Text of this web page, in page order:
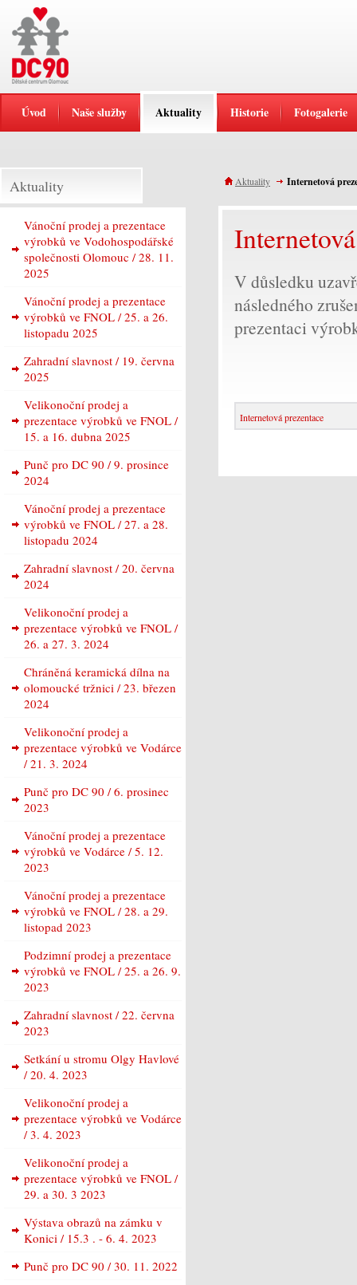
Úvod Naše služby Aktuality Historie Fotogalerie
Aktuality
Vánoční prodej a prezentace
výrobků ve Vodohospodářské
společnosti Olomouc / 28. 11.
2025
Vánoční prodej a prezentace
výrobků ve FNOL / 25. a 26.
listopadu 2025
Zahradní slavnost / 19. června
2025
Velikonoční prodej a
prezentace výrobků ve FNOL /
15. a 16. dubna 2025
Punč pro DC 90 / 9. prosince
2024
Vánoční prodej a prezentace
výrobků ve FNOL / 27. a 28.
listopadu 2024
Zahradní slavnost / 20. června
2024
Velikonoční prodej a
prezentace výrobků ve FNOL /
26. a 27. 3. 2024
Chráněná keramická dílna na
olomoucké tržnici / 23. březen
2024
Velikonoční prodej a
prezentace výrobků ve Vodárce
/ 21. 3. 2024
Punč pro DC 90 / 6. prosinec
2023
Vánoční prodej a prezentace
výrobků ve Vodárce / 5. 12.
2023
Vánoční prodej a prezentace
výrobků ve FNOL / 28. a 29.
listopad 2023
Podzimní prodej a prezentace
výrobků ve FNOL / 25. a 26. 9.
2023
Zahradní slavnost / 22. června
2023
Setkání u stromu Olgy Havlové
/ 20. 4. 2023
Velikonoční prodej a
prezentace výrobků ve Vodárce
/ 3. 4. 2023
Velikonoční prodej a
prezentace výrobků ve FNOL /
29. a 30. 3 2023
Výstava obrazů na zámku v
Konici / 15.3 . - 6. 4. 2023
Punč pro DC 90 / 30. 11. 2022
Aktuality Internetová
V důsledku
následného
prezentaci
Internetová prezentace